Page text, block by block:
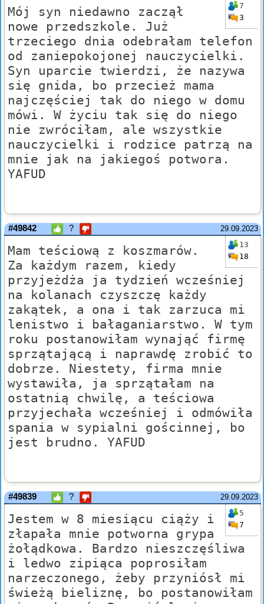
7
3
Mój syn niedawno zaczął
nowe przedszkole. Już
trzeciego dnia odebrałam telefon
od zaniepokojonej nauczycielki.
Syn uparcie twierdzi, że nazywa
się gnida, bo przecież mama
najczęściej tak do niego w domu
mówi. W życiu tak się do niego
nie zwróciłam, ale wszystkie
nauczycielki i rodzice patrzą na
mnie jak na jakiegoś potwora.
YAFUD
29.09.2023
#49842 ?
13
18
Mam teściową z koszmarów.
Za każdym razem, kiedy
przyjeżdża ja tydzień wcześniej
na kolanach czyszczę każdy
zakątek, a ona i tak zarzuca mi
lenistwo i bałaganiarstwo. W tym
roku postanowiłam wynająć firmę
sprzątającą i naprawdę zrobić to
dobrze. Niestety, firma mnie
wystawiła, ja sprzątałam na
ostatnią chwilę, a teściowa
przyjechała wcześniej i odmówiła
spania w sypialni gościnnej, bo
jest brudno. YAFUD
29.09.2023
#49839 ?
5
7
Jestem w 8 miesiącu ciąży i
złapała mnie potworna grypa
żołądkowa. Bardzo nieszczęśliwa
i ledwo zipiąca poprosiłam
narzeczonego, żeby przyniósł mi
świeżą bieliznę, bo postanowiłam